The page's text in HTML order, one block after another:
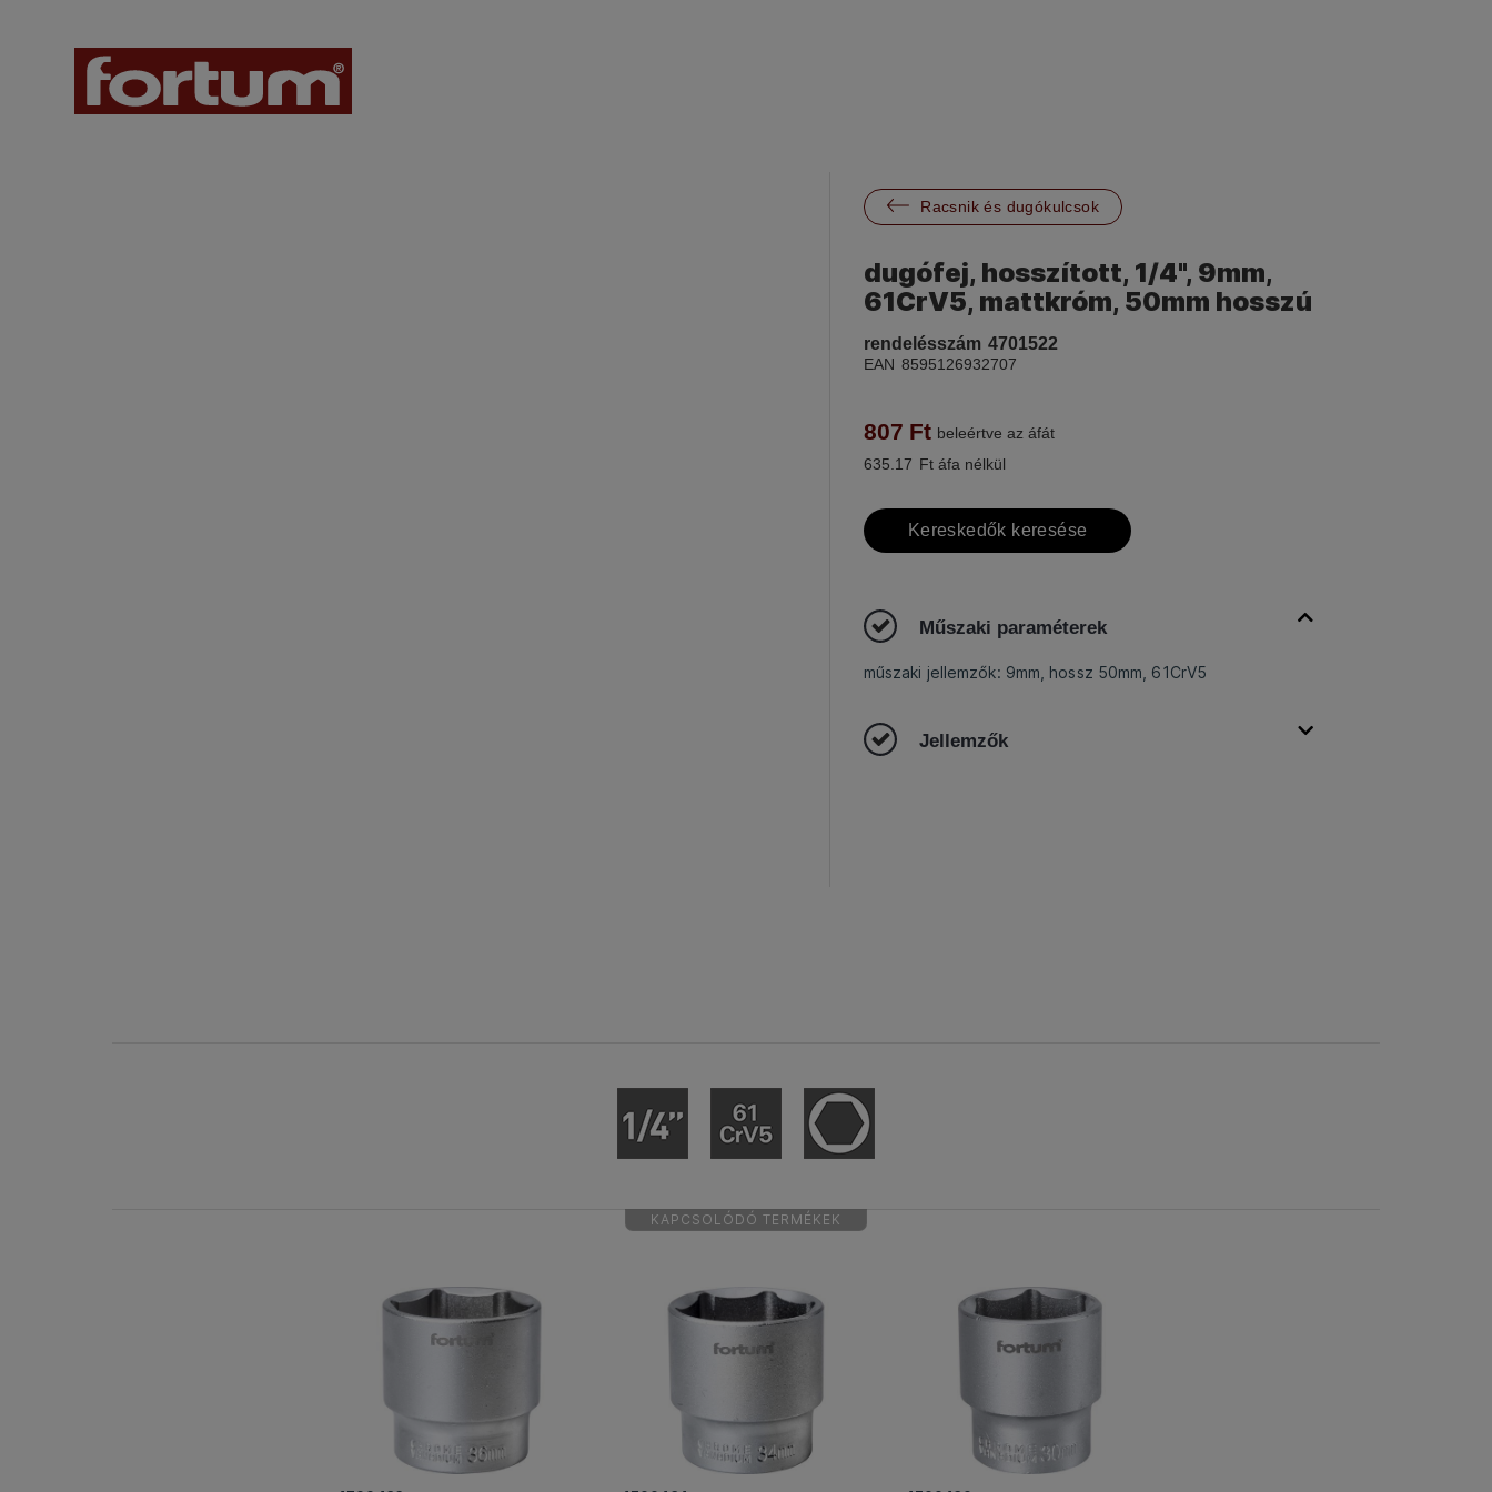
 Racsnik és dugókulcsok
dugófej, hosszított, 1/4", 9mm,
61CrV5, mattkróm, 50mm hosszú
rendelésszám 4701522
EAN 8595126932707
807 Ft beleértve az áfát
635.17 Ft áfa nélkül
Kereskedők keresése
Műszaki paraméterek
műszaki jellemzők: 9mm, hossz 50mm, 61CrV5
Jellemzők
KAPCSOLÓDÓ TERMÉKEK